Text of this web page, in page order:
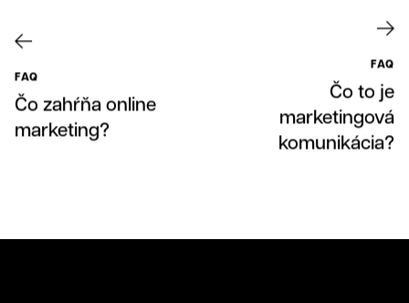
FAQ
Čo zahŕňa online
marketing?
FAQ
Čo to je
marketingová
komunikácia?